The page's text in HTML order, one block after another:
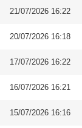
21/07/2026 16:22
20/07/2026 16:18
17/07/2026 16:22
16/07/2026 16:21
15/07/2026 16:16